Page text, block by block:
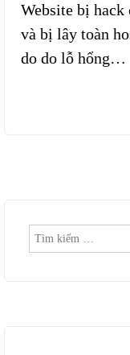
Website bị hack
và bị lây toàn
do do lỗ hổng…
Tìm